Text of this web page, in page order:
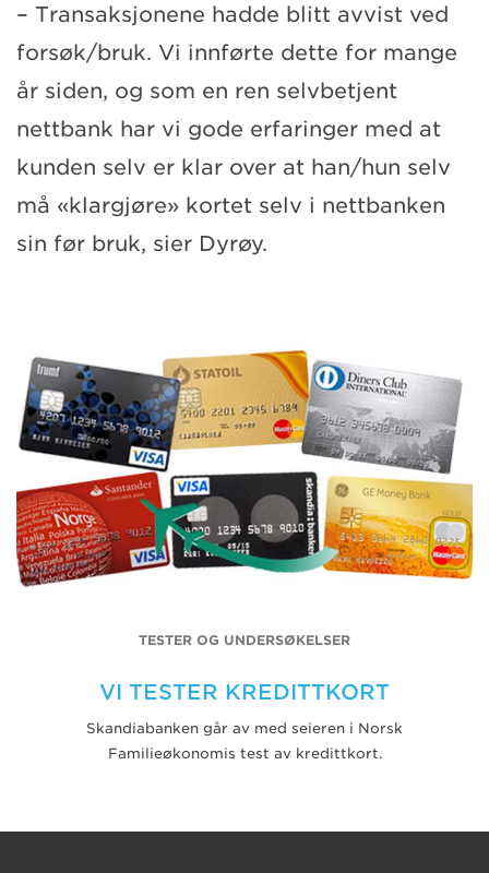
– Transaksjonene hadde blitt avvist ved
forsøk/bruk. Vi innførte dette for mange
år siden, og som en ren selvbetjent
nettbank har vi gode erfaringer med at
kunden selv er klar over at han/hun selv
må «klargjøre» kortet selv i nettbanken
sin før bruk, sier Dyrøy.
TESTER OG UNDERSØKELSER
VI TESTER KREDITTKORT
Skandiabanken går av med seieren i Norsk
Familieøkonomis test av kredittkort.